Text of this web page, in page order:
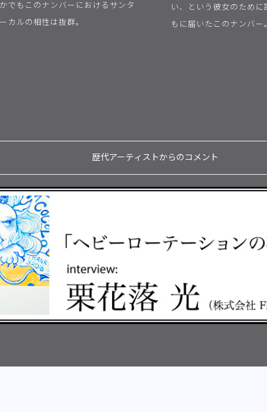
でもこのナンバーにおけるサンタ
カルの相性は抜群。
い、という彼女のため
もに届いたこのナンバー
歴代アーティストからのコメント